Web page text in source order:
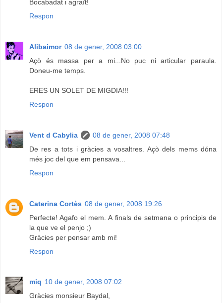
Bocabadat i agraït!
Respon
Alibaimor 08 de gener, 2008 03:00
Açò és massa per a mi...No puc ni articular paraula.
Doneu-me temps.
ERES UN SOLET DE MIGDIA!!!
Respon
Vent d Cabylia
08 de gener, 2008 07:48
De res a tots i gràcies a vosaltres. Açò dels mems dóna
més joc del que em pensava...
Respon
Caterina Cortès 08 de gener, 2008 19:26
Perfecte! Agafo el mem. A finals de setmana o principis de
la que ve el penjo ;)
Gràcies per pensar amb mi!
Respon
miq 10 de gener, 2008 07:02
Gràcies monsieur Baydal,